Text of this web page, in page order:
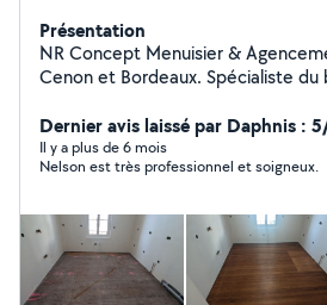
Présentation
NR Concept Menuisier & Agencement sur-mesure à
Cenon et Bordeaux. Spécialiste du bois et de
vos projets de menuiserie sur la
Création de bibliothèques sur-
agencement de dressings : j'allie
parquets. Basé à Cenon, je me déplace rapidement
pour étudier vos besoins et vous
personnalisées. Travail propre,
passion du métier. Contactez-moi
Dernier avis laissé par Daphnis :
Il y a plus de 6 mois
Nelson est très professionnel et soigneux.